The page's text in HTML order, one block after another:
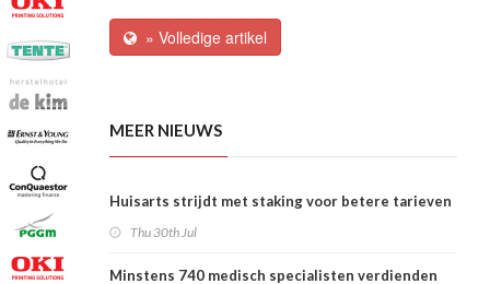
» Volledige artikel
MEER NIEUWS
Huisarts strijdt met staking voor betere tarieven
Thu 30th Jul
Minstens 740 medisch specialisten verdienden